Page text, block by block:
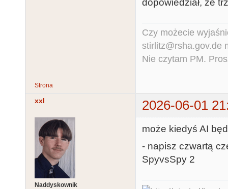
Czy możecie
stirlitz@rsha.gov.de
Nie czytam PM.
Strona
xxl 2026-06-01
Naddyskownik
może kiedyś AI
- napisz czwartą
SpyvsSpy 2